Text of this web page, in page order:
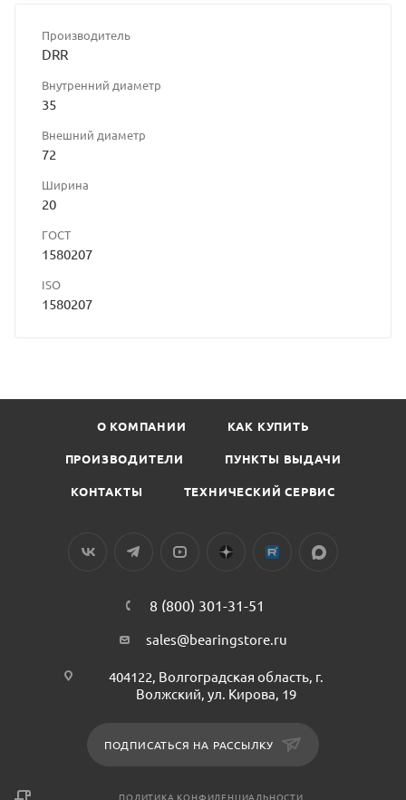
Производитель
DRR
Внутренний диаметр
35
Внешний диаметр
72
Ширина
20
ГОСТ
1580207
ISO
1580207
О КОМПАНИИ КАК КУПИТЬ
ПРОИЗВОДИТЕЛИ ПУНКТЫ ВЫДАЧИ
КОНТАКТЫ ТЕХНИЧЕСКИЙ СЕРВИС
8 (800) 301-31-51
sales@bearingstore.ru
404122, Волгоградская область, г.
Волжский, ул. Кирова, 19
ПОДПИСАТЬСЯ НА РАССЫЛКУ
ПОЛИТИКА КОНФИДЕНЦИАЛЬНОСТИ